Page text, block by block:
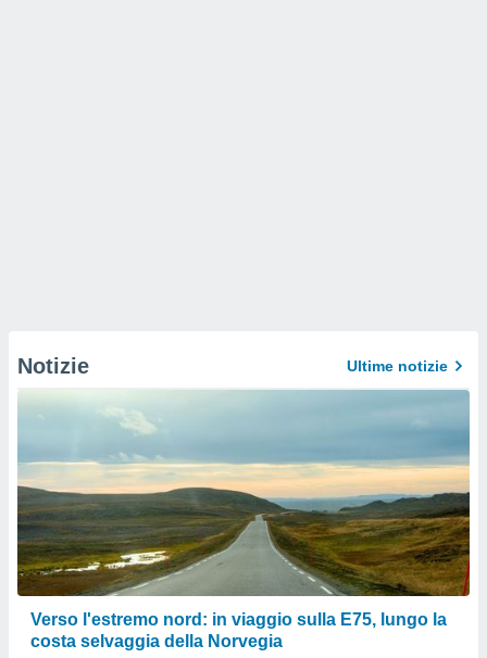
Notizie Ultime notizie
Verso l'estremo nord: in viaggio sulla E75, lungo la
costa selvaggia della Norvegia